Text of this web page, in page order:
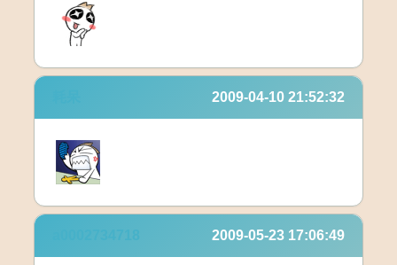
2009-04-10 21:52:32
2009-05-23 17:06:49